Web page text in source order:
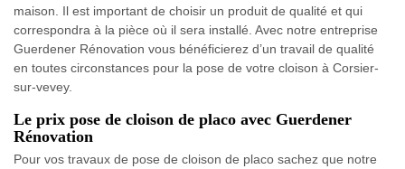
maison. Il est important de choisir un produit de qualité et qui
correspondra à la pièce où il sera installé. Avec notre entreprise
Guerdener Rénovation vous bénéficierez d’un travail de qualité
en toutes circonstances pour la pose de votre cloison à Corsier-
sur-vevey.
Le prix pose de cloison de placo avec Guerdener
Rénovation
Pour vos travaux de pose de cloison de placo sachez que notre